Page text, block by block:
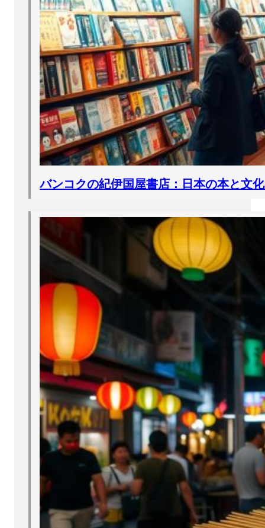
バンコクの紀伊国屋書店：日本の本と文